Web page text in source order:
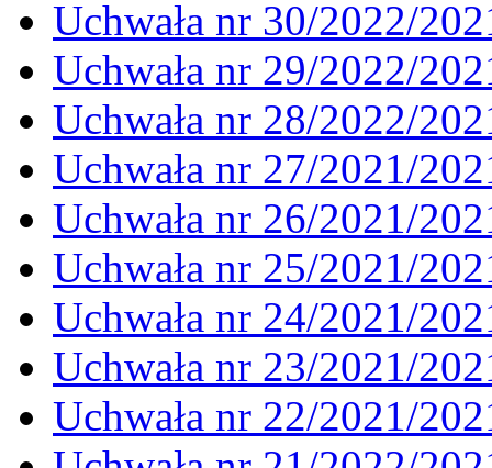
Uchwała nr 30/2022/
Uchwała nr 29/2022/
Uchwała nr 28/2022/
Uchwała nr 27/2021/
Uchwała nr 26/2021/
Uchwała nr 25/2021/
Uchwała nr 24/2021/
Uchwała nr 23/2021/
Uchwała nr 22/2021/